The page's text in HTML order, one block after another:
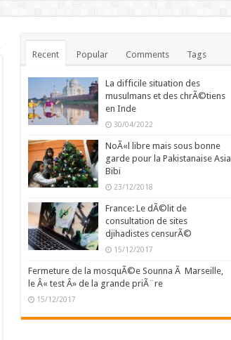
Recent Popular Comments Tags
La difficile situation des
musulmans et des chrÃ©tiens
en Inde
30/04/2022
NoÃ«l libre mais sous bonne
garde pour la Pakistanaise Asia
Bibi
23/12/2018
France: Le dÃ©lit de
consultation de sites
djihadistes censurÃ©
15/12/2017
Fermeture de la mosquÃ©e Sounna Ã Marseille,
le Â« test Â» de la grande priÃ¨re
15/12/2017